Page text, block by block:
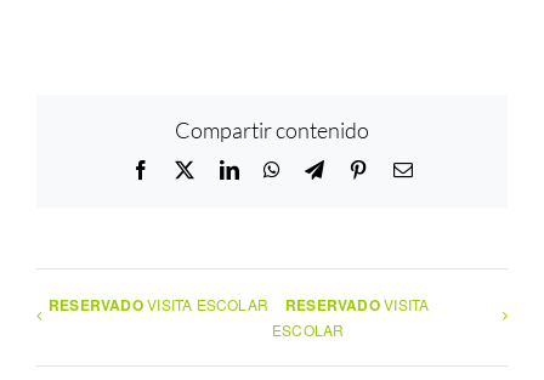
Compartir contenido
Facebook LinkedInWhatsApp
TelegramPinterestCorreo
RESERVADOVISITA ESCOLAR RESERVADOVISITA
ESCOLAR